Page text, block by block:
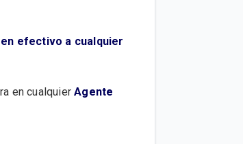
efectivo a cualquier
en cualquierAgente